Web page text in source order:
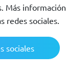
Más información
redes sociales.
sociales